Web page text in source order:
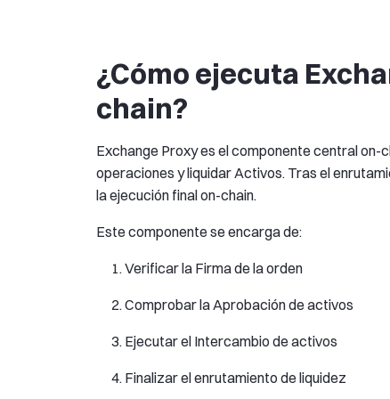
¿Cómo ejecuta
chain?
Exchange Proxy es el componente central
operaciones y liquidar Activos. Tras el
la ejecución final on-chain.
Este componente se encarga de:
Verificar la Firma de la orden
Comprobar la Aprobación de activos
Ejecutar el Intercambio de activos
Finalizar el enrutamiento de liquidez